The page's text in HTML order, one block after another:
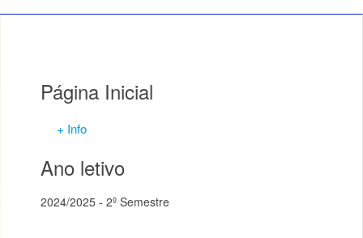
Página Inicial
+ Info
Ano letivo
2024/2025 - 2º Semestre